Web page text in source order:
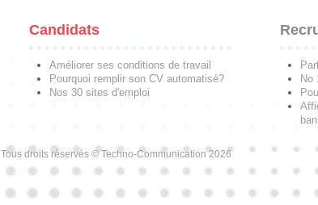
Candidats
Améliorer ses conditions de travail
Pourquoi remplir son CV automatisé?
Nos 30 sites d'emploi
No
Tous droits réservés © Techno-Communication 2026